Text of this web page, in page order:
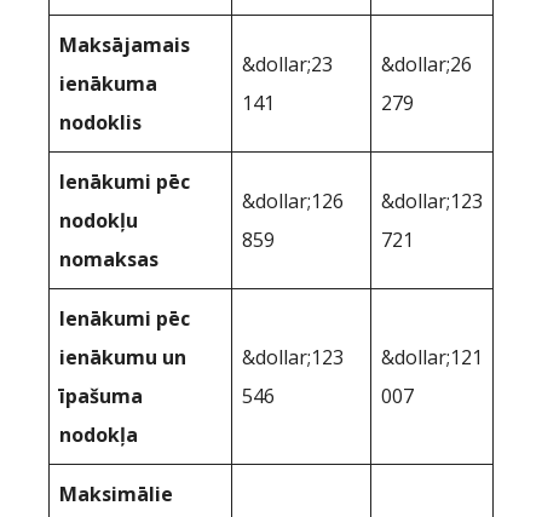
Maksājamais
ienākuma
nodoklis
&dollar;23
141
&dollar;26
279
Ienākumi pēc
nodokļu
nomaksas
&dollar;126
859
&dollar;123
721
Ienākumi pēc
ienākumu un
īpašuma
nodokļa
&dollar;123
546
&dollar;121
007
Maksimālie